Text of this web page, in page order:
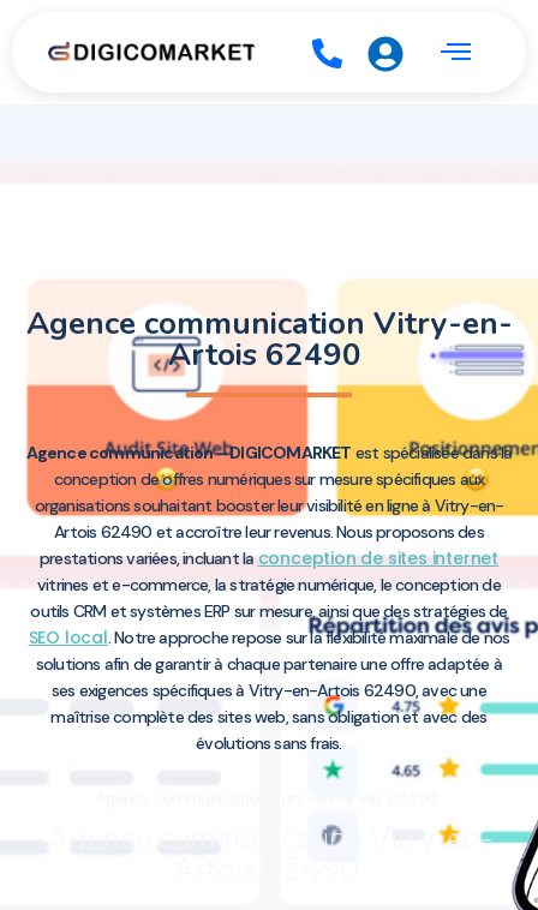
Agence communication Vitry-en-
Artois 62490
Agence communication – DIGICOMARKET est spécialisée dans la
conception de offres numériques sur mesure spécifiques aux
organisations souhaitant booster leur visibilité en ligne à Vitry-en-
Artois 62490 et accroître leur revenus. Nous proposons des
prestations variées, incluant laconception de sites internet
vitrines et e-commerce, la stratégie numérique, le conception de
outils CRM et systèmes ERP sur mesure, ainsi que des stratégies de
SEO local . Notre approche repose sur la flexibilité maximale de nos
solutions afin de garantir à chaque partenaire une offre adaptée à
ses exigences spécifiques à Vitry-en-Artois 62490, avec une
maîtrise complète des sites web, sans obligation et avec des
évolutions sans frais.
Agence communication Vitry-en-